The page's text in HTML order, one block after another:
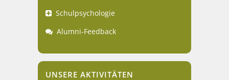
Schulpsychologie
Alumni-Feedback
UNSERE AKTIVITÄTEN